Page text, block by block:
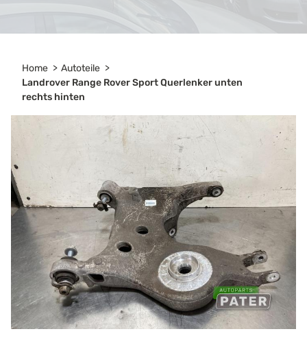
Home
Autoteile
Landrover Range Rover Sport Querlenker unten
rechts hinten